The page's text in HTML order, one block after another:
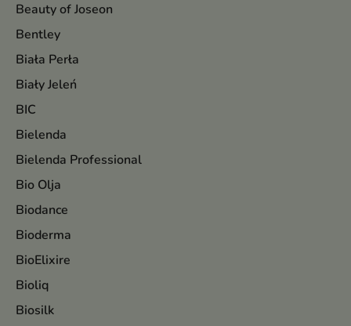
Beauty of Joseon
Bentley
Biała Perła
Biały Jeleń
BIC
Bielenda
Bielenda Professional
Bio Olja
Biodance
Bioderma
BioElixire
Bioliq
Biosilk